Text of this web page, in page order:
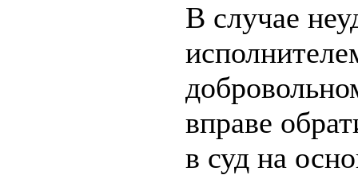
В случае
вправе
в суд на